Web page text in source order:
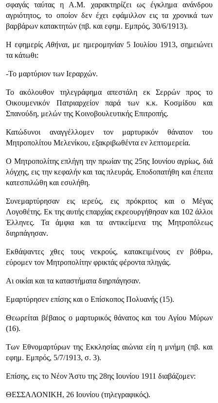
σφαγάς ταύτας η Α.Μ. χαρα­κτηρίζει ως έγκλημα ανάνδρου
αγριότητος, το οποίον δεν έχει εφάμιλλον εις τα χρονικά των
βαρβάρων κατακτητών (πβ. και εφημ. Εμπρός, 30/6/1913).
Η εφημερίς Αθήναι, με ημερομηνίαν 5 Ιουλίου 1913, σημειώνει
τα κάτωθι:
-Το μαρτύριον των Ιεραρχών.
Το ακόλουθον τηλεγράφημα απεστάλη εκ Σερρών προς το
Οικουμενικόν Πατριαρχείον παρά των κ.κ. Κοσμίδου και
Σπανούδη, μελών της Κοι­νοβουλευτικής Επιτροπής.
Κατώδυνοι αναγγέλλομεν τον μαρτυρικόν θάνατον του
Μητροπολίτου Μελενίκου, εξακριβωθέντα εν λεπτομερεία.
Ο Μητροπολίτης επλήγη την πρωίαν της 25ης Ιουνίου αγρίως, διά
λόγχης, εις την κεφαλήν και τας πλευράς. Εποδοπατήθη και έπειτα
κατεσπιλώθη και εσυλήθη.
Συνεμαρτύρησαν εις ιερεύς, εις πρόκριτος και ο Μέγας
Λογοθέτης. Εκ της αυτής επαρχίας εκρεουργήθησαν και 102 άλλοι
Έλληνες. Τα άμφια και τα αντικείμενα της Μητροπόλεως
διηρπάγησαν.
Εκθάψαντες χθες τους νεκρούς, κατακειμένους εν βόθρω,
εύρομεν τον Μητροπολίτην φρικτάς φέροντα πληγάς.
Αι οικίαι και τα καταστήματα διηρπάγησαν.
Εμαρτύρησεν επίσης και ο Επίσκοπος Πολυανής (15).
Θεωρείται βέβαιος ο μαρτυρικός θάνατος και του Αγίου Μύρων
(16).
Των Εθνομαρτύρων της Εκκλησίας αιώνια είη η μνήμη (πβ. και
εφημ. Εμπρός, 5/7/1913, σ. 3).
Επίσης, εις το Νέον Άστυ της 28ης Ιουνίου 1911 διαβάζομεν:
ΘΕΣΣΑΛΟΝΙΚΗ, 26 Ιουνίου (τηλεγραφικός).